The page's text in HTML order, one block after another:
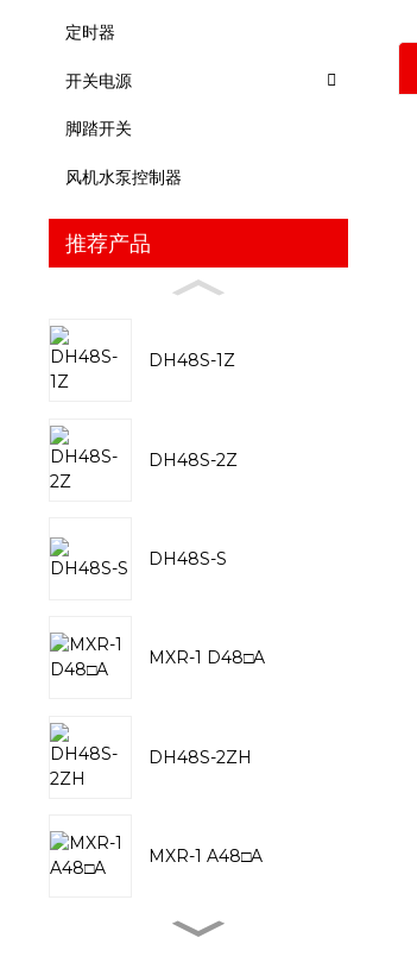
定时器
开关电源
脚踏开关
风机水泵控制器
推荐产品
DH48S-1Z
DH48S-2Z
DH48S-S
MXR-1 D48□A
DH48S-2ZH
MXR-1 A48□A